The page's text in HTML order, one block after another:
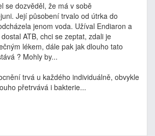
se dozvěděl, že má v sobě
Její působení trvalo od útrka do
jenom voda. Užíval Endiaron a
ATB, chci se zeptat, zdali je
lékem, dále pak jak dlouho tato
? Mohly by...
trvá u každého individuálně, obvykle
přetrvává i bakterie...